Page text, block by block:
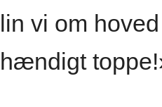
lin vi om hoved
hændigt